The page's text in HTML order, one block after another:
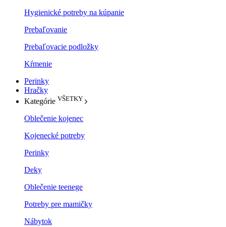
Hygienické potreby na kúpanie
Prebaľovanie
Prebaľovacie podložky
Kŕmenie
Perinky
Hračky
Kategórie VŠETKY
Oblečenie kojenec
Kojenecké potreby
Perinky
Deky
Oblečenie teenege
Potreby pre mamičky
Nábytok